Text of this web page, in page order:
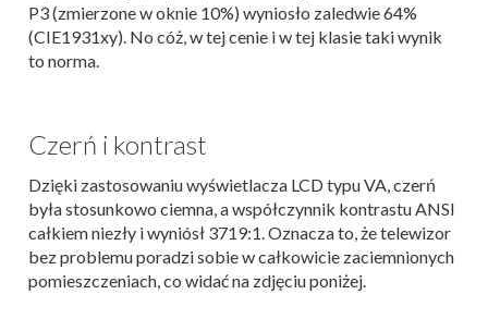
P3 (zmierzone w oknie 10%) wyniosło zaledwie 64%
(CIE1931xy). No cóż, w tej cenie i w tej klasie taki wynik
to norma.
Czerń i kontrast
Dzięki zastosowaniu wyświetlacza LCD typu VA, czerń
była stosunkowo ciemna, a współczynnik kontrastu ANSI
całkiem niezły i wyniósł 3719:1. Oznacza to, że telewizor
bez problemu poradzi sobie w całkowicie zaciemnionych
pomieszczeniach, co widać na zdjęciu poniżej.